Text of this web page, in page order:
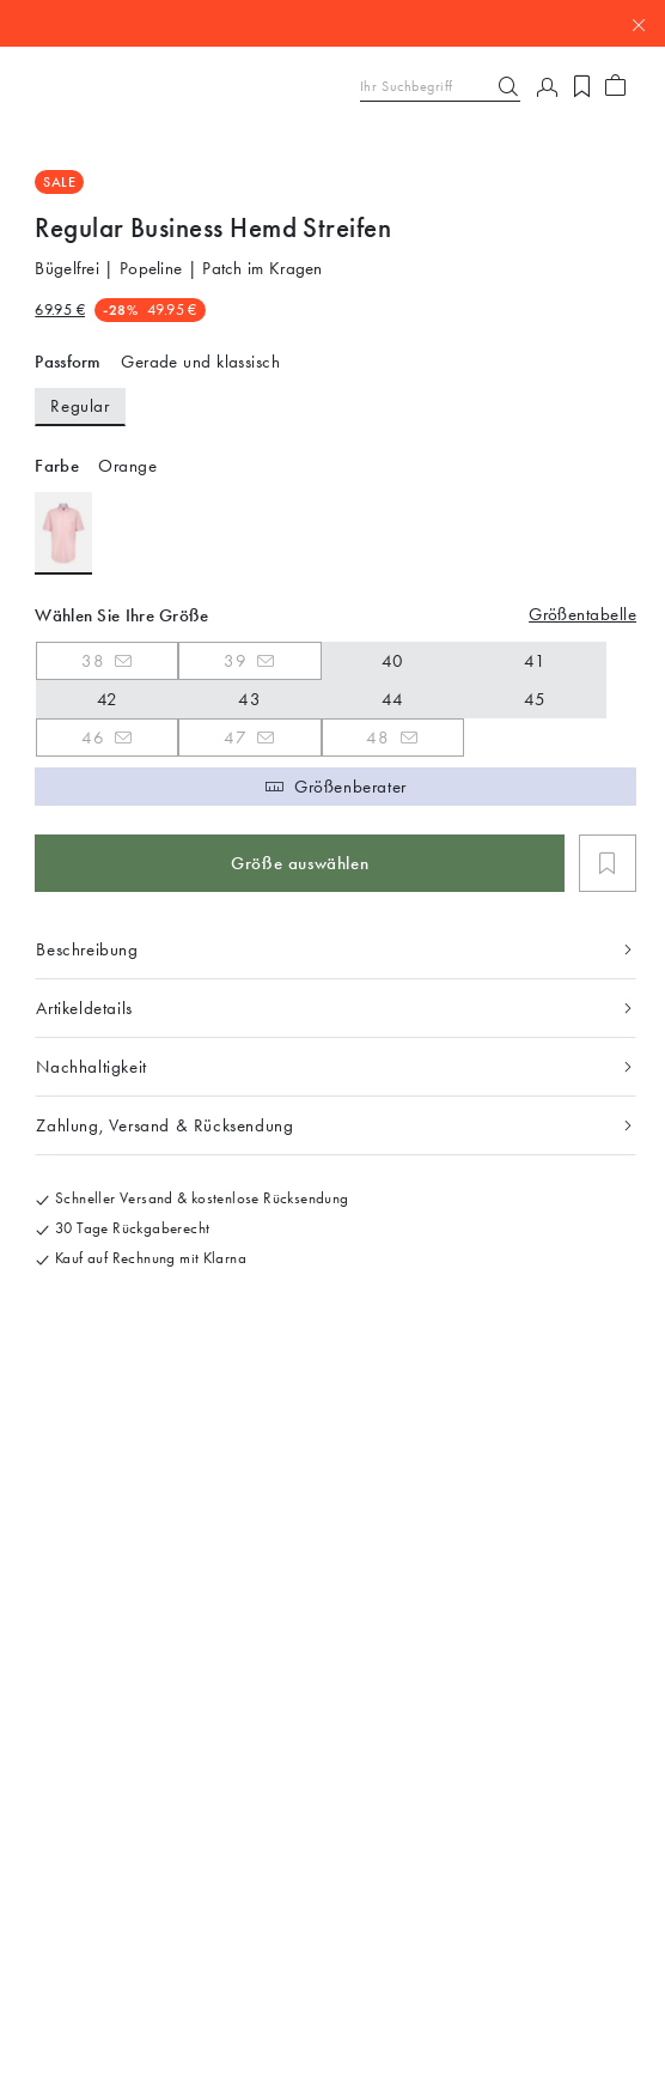
SALE
Regular Business Hemd Streifen
Bügelfrei | Popeline | Patch im Kragen
69.95 € -28% 49.95 €
Passform Gerade und klassisch
Regular
Farbe Orange
Wählen Sie Ihre Größe Größentabelle
38 39 40
41
42
43 44
45
46
47 48
Größenberater
Größe auswählen
Beschreibung
Artikeldetails
Nachhaltigkeit
Zahlung, Versand & Rücksendung
Schneller Versand & kostenlose Rücksendung
30 Tage Rückgaberecht
Kauf auf Rechnung mit Klarna